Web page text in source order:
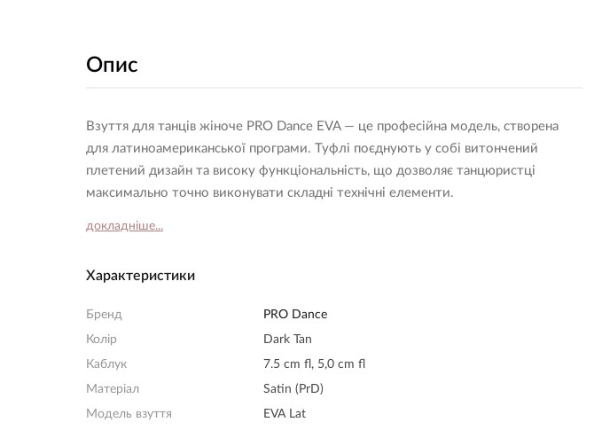
Опис
Взуття для танців жіноче PRO Dance EVA — це професійна модель, створена
для латиноамериканської програми. Туфлі поєднують у собі витончений
плетений дизайн та високу функціональність, що дозволяє танцюристці
максимально точно виконувати складні технічні елементи.
докладніше...
Характеристики
Бренд
PRO Dance
Колір
Dark Tan
Каблук
7.5 cm fl, 5,0 cm fl
Матеріал
Satin (PrD)
Модель взуття
EVA Lat